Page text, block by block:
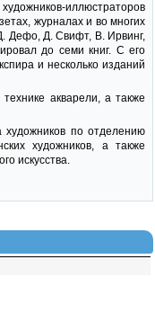
иллюстраторов
журналах и во многих
Дефо, Д. Свифт, В. Ирвинг,
до семи книг. С его
и несколько изданий
акварели, а также
художников по отделению
художников, а также
искусства.